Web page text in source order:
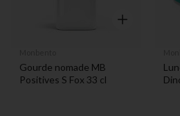
Aperçu rapide
Gourde nomade MB
Positives S Fox 33 cl